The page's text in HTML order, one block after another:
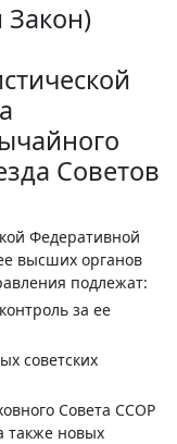
Закон)
Советов
Федеративной
высших органов
подлежат:
за ее
советских
Совета ССОР
также новых